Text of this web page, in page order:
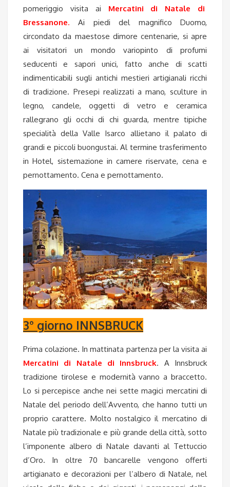
pomeriggio visita ai Mercatini di Natale di
Bressanone. Ai piedi del magnifico Duomo,
circondato da maestose dimore centenarie, si apre
ai visitatori un mondo variopinto di profumi
seducenti e sapori unici, fatto anche di scatti
indimenticabili sugli antichi mestieri artigianali ricchi
di tradizione. Presepi realizzati a mano, sculture in
legno, candele, oggetti di vetro e ceramica
rallegrano gli occhi di chi guarda, mentre tipiche
specialità della Valle Isarco allietano il palato di
grandi e piccoli buongustai. Al termine trasferimento
in Hotel, sistemazione in camere riservate, cena e
pernottamento. Cena e pernottamento.
3° giorno INNSBRUCK
Prima colazione. In mattinata partenza per la visita ai
Mercatini di Natale di Innsbruck. A Innsbruck
tradizione tirolese e modernità vanno a braccetto.
Lo si percepisce anche nei sette magici mercatini di
Natale del periodo dell’Avvento, che hanno tutti un
proprio carattere. Molto nostalgico il mercatino di
Natale più tradizionale e più grande della città, sotto
l’imponente albero di Natale davanti al Tettuccio
d’Oro. In oltre 70 bancarelle vengono offerti
artigianato e decorazioni per l’albero di Natale, nel